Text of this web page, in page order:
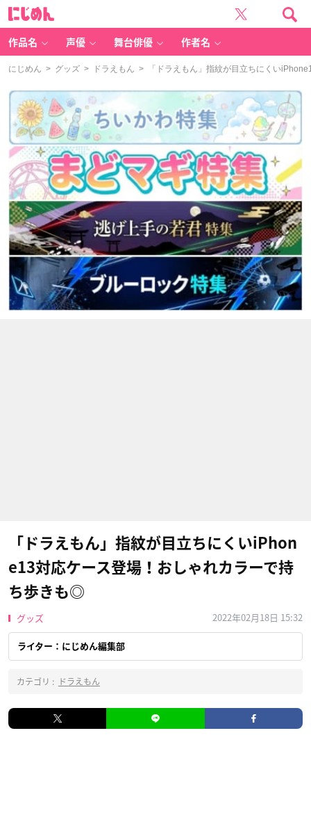
作品名 声優 舞台俳優 作者名
にじめん > グッズ > ドラえもん > 「ドラえもん」指紋が目立ちにくい
「ドラえもん」指紋が目立ちにくいiPhon
e13対応ケース登場！おしゃれカラーで持
ち歩きも◎
グッズ 2022年02月18日 15:32
ライター：にじめん編集部
カテゴリ : ドラえもん